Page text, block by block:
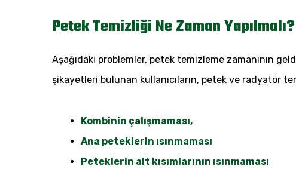
Petek Temizliği Ne Zaman Yapılmalı?
Aşağıdaki problemler, petek temizleme zamanının
şikayetleri bulunan kullanıcıların, petek ve radyatör
Kombinin çalışmaması,
Ana peteklerin ısınmaması
Peteklerin alt kısımlarının ısınmaması